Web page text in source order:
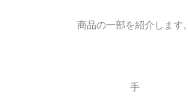
商品の一部を紹介します。
手